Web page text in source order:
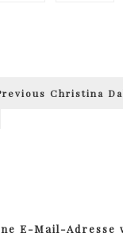
Previous
Christina
E-Mail-